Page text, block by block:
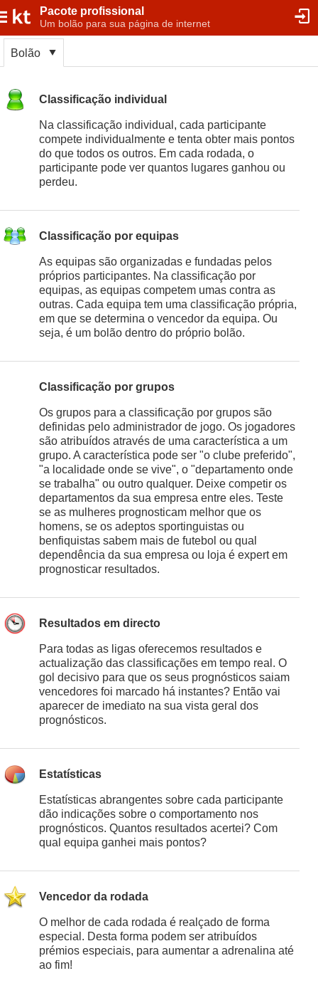
Pacote profissional
Um bolão para sua página de internet
Bolão
Classificação individual
Na classificação individual, cada participante
compete individualmente e tenta obter mais pontos
do que todos os outros. Em cada rodada, o
participante pode ver quantos lugares ganhou ou
perdeu.
Classificação por equipas
As equipas são organizadas e fundadas pelos
próprios participantes. Na classificação por
equipas, as equipas competem umas contra as
outras. Cada equipa tem uma classificação própria,
em que se determina o vencedor da equipa. Ou
seja, é um bolão dentro do próprio bolão.
Classificação por grupos
Os grupos para a classificação por grupos são
definidas pelo administrador de jogo. Os jogadores
são atribuídos através de uma característica a um
grupo. A característica pode ser "o clube preferido",
"a localidade onde se vive", o "departamento onde
se trabalha" ou outro qualquer. Deixe competir os
departamentos da sua empresa entre eles. Teste
se as mulheres prognosticam melhor que os
homens, se os adeptos sportinguistas ou
benfiquistas sabem mais de futebol ou qual
dependência da sua empresa ou loja é expert em
prognosticar resultados.
Resultados em directo
Para todas as ligas oferecemos resultados e
actualização das classificações em tempo real. O
gol decisivo para que os seus prognósticos saiam
vencedores foi marcado há instantes? Então vai
aparecer de imediato na sua vista geral dos
prognósticos.
Estatísticas
Estatísticas abrangentes sobre cada participante
dão indicações sobre o comportamento nos
prognósticos. Quantos resultados acertei? Com
qual equipa ganhei mais pontos?
Vencedor da rodada
O melhor de cada rodada é realçado de forma
especial. Desta forma podem ser atribuídos
prémios especiais, para aumentar a adrenalina até
ao fim!